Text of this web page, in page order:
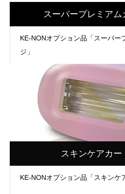
スーパープレミア
KE-NONオプション品「スーパー
ジ」
スキンケアカー
KE-NONオプション品「スキンケ